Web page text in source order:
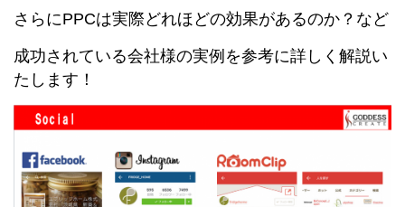
さらにPPCは実際どれほどの効果があるのか？など
成功されている会社様の実例を参考に詳しく解説い
たします！